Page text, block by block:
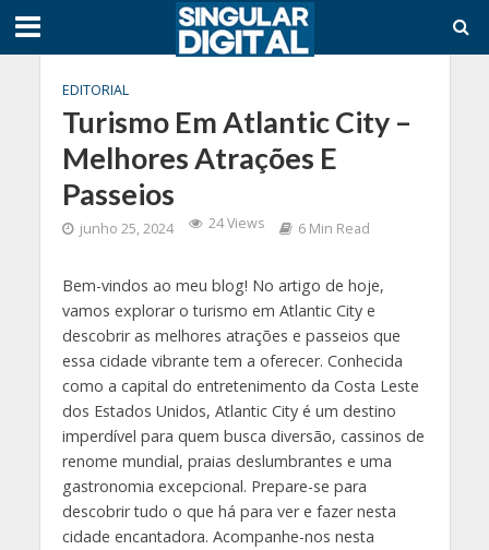
EDITORIAL
Turismo Em Atlantic City –
Melhores Atrações E
Passeios
junho 25, 2024 24 Views 6 Min Read
Bem-vindos ao meu blog! No artigo de hoje,
vamos explorar o turismo em Atlantic City e
descobrir as melhores atrações e passeios que
essa cidade vibrante tem a oferecer. Conhecida
como a capital do entretenimento da Costa Leste
dos Estados Unidos, Atlantic City é um destino
imperdível para quem busca diversão, cassinos de
renome mundial, praias deslumbrantes e uma
gastronomia excepcional. Prepare-se para
descobrir tudo o que há para ver e fazer nesta
cidade encantadora. Acompanhe-nos nesta